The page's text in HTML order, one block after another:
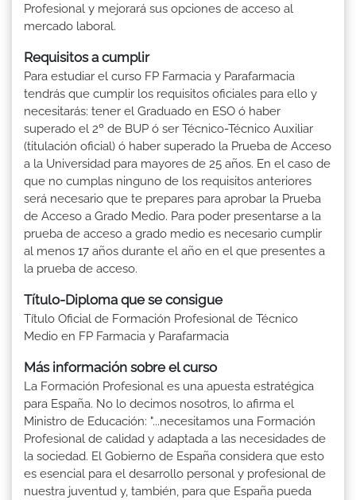
Profesional y mejorará sus opciones de acceso al
mercado laboral.
Requisitos a cumplir
Para estudiar el curso FP Farmacia y Parafarmacia
tendrás que cumplir los requisitos oficiales para ello y
necesitarás: tener el Graduado en ESO ó haber
superado el 2º de BUP ó ser Técnico-Técnico Auxiliar
(titulación oficial) ó haber superado la Prueba de Acceso
a la Universidad para mayores de 25 años. En el caso de
que no cumplas ninguno de los requisitos anteriores
será necesario que te prepares para aprobar la Prueba
de Acceso a Grado Medio. Para poder presentarse a la
prueba de acceso a grado medio es necesario cumplir
al menos 17 años durante el año en el que presentes a
la prueba de acceso.
Título-Diploma que se consigue
Título Oficial de Formación Profesional de Técnico
Medio en FP Farmacia y Parafarmacia
Más información sobre el curso
La Formación Profesional es una apuesta estratégica
para España. No lo decimos nosotros, lo afirma el
Ministro de Educación: "...necesitamos una Formación
Profesional de calidad y adaptada a las necesidades de
la sociedad. El Gobierno de España considera que esto
es esencial para el desarrollo personal y profesional de
nuestra juventud y, también, para que España pueda